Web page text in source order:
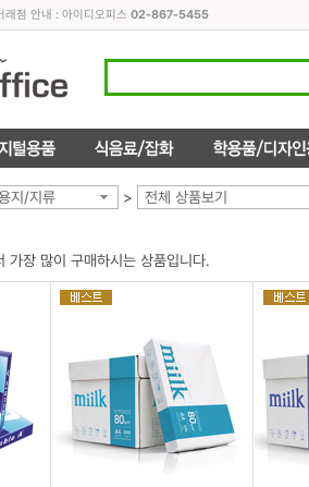
래점 안내 : 아이디오피스 02-867-5455
지/지류 > 전체 상품보기
가장 많이 구매하시는 상품입니다.